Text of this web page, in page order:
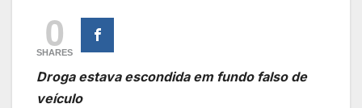
0
SHARES
Droga estava escondida em fundo falso de
veículo